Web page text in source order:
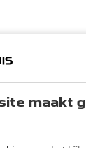
maakt